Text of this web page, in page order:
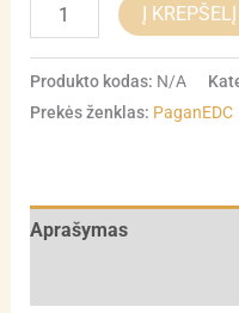
Į KREPŠELĮ
Produkto kodas: N/A
Prekės ženklas: PaganEDC
Aprašymas